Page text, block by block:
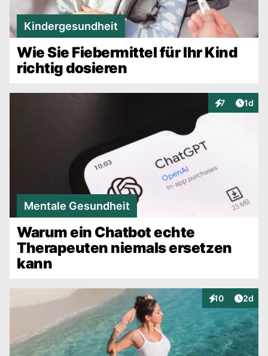
Kindergesundheit
Wie Sie Fiebermittel für Ihr Kind
richtig dosieren
7
Interaktionen
1d
Mentale Gesundheit
Warum ein Chatbot echte
Therapeuten niemals ersetzen
kann
10
Interaktionen
2d